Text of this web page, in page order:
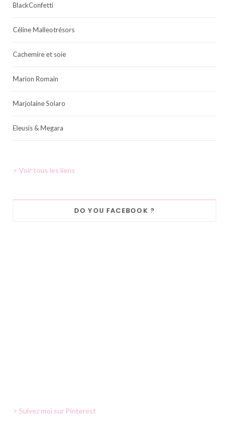
BlackConfetti
Céline Malleotrésors
Cachemire et soie
Marion Romain
Marjolaine Solaro
Eleusis & Megara
> Voir tous les liens
DO YOU FACEBOOK ?
> Suivez moi sur Pinterest